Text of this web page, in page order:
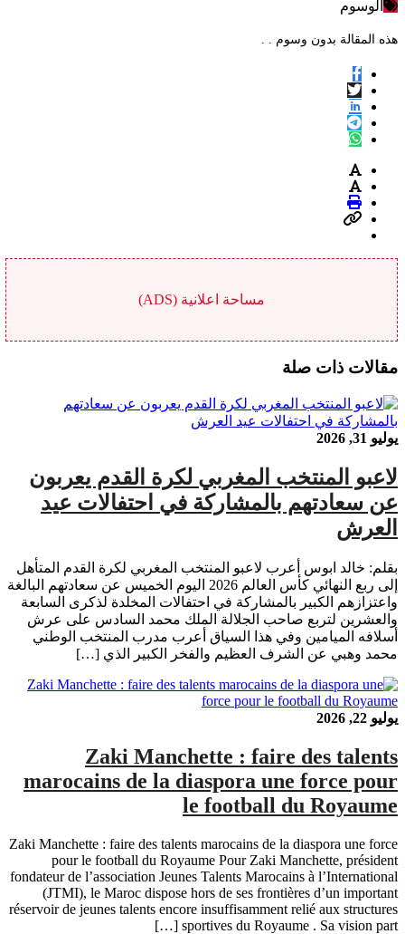
الوسوم
هذه المقالة بدون وسوم . .
مساحة اعلانية (ADS)
مقالات ذات صلة
يوليو 31, 2026
لاعبو المنتخب المغربي لكرة القدم يعربون
عن سعادتهم بالمشاركة في احتفالات عيد
العرش
بقلم: خالد ابوس أعرب لاعبو المنتخب المغربي لكرة القدم المتأهل
إلى ربع النهائي كأس العالم 2026 اليوم الخميس عن سعادتهم البالغة
واعتزازهم الكبير بالمشاركة في احتفالات المخلدة لذكرى السابعة
والعشرين لتربع صاحب الجلالة الملك محمد السادس على عرش
أسلافه الميامين وفي هذا السياق أعرب مدرب المنتخب الوطني
محمد وهبي عن الشرف العظيم والفخر الكبير الذي […]
يوليو 22, 2026
Zaki Manchette : faire des talents
marocains de la diaspora une force pour
le football du Royaume
Zaki Manchette : faire des talents marocains de la diaspora une force
pour le football du Royaume Pour Zaki Manchette, président
fondateur de l’association Jeunes Talents Marocains à l’International
(JTMI), le Maroc dispose hors de ses frontières d’un important
réservoir de jeunes talents encore insuffisamment relié aux structures
sportives du Royaume . Sa vision part […]